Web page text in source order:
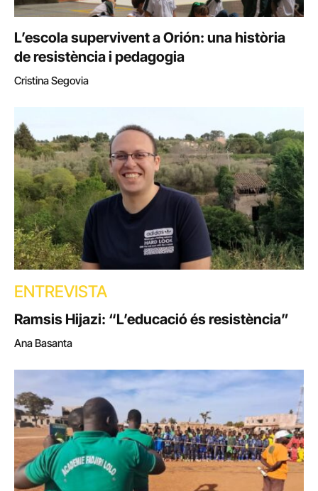
L’escola supervivent a Orión: una història
de resistència i pedagogia
Cristina Segovia
ENTREVISTA
Ramsis Hijazi: “L’educació és resistència”
Ana Basanta